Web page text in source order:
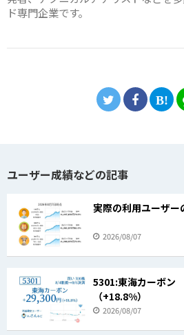
ド専門企業です。
ユーザー成績などの記事
実際の利用ユーザー
2026/08/07
5301:東海カーボン
（+18.8%）
2026/08/07